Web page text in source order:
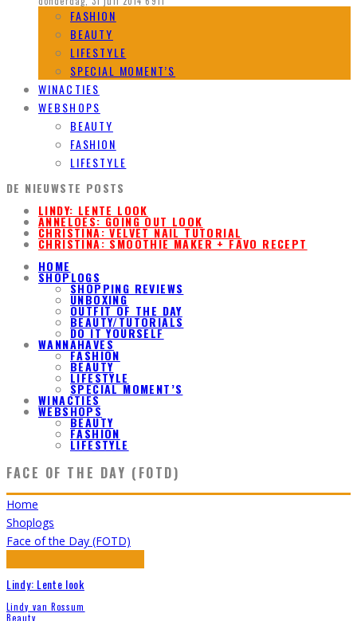
FASHION
BEAUTY
LIFESTYLE
SPECIAL MOMENT’S
WINACTIES
WEBSHOPS
BEAUTY
FASHION
LIFESTYLE
DE NIEUWSTE POSTS
LINDY: LENTE LOOK
ANNELOES: GOING OUT LOOK
CHRISTINA: VELVET NAIL TUTORIAL
CHRISTINA: SMOOTHIE MAKER + FAVO RECEPT
HOME
SHOPLOGS
SHOPPING REVIEWS
UNBOXING
OUTFIT OF THE DAY
BEAUTY/TUTORIALS
DO IT YOURSELF
WANNAHAVES
FASHION
BEAUTY
LIFESTYLE
SPECIAL MOMENT’S
WINACTIES
WEBSHOPS
BEAUTY
FASHION
LIFESTYLE
FACE OF THE DAY (FOTD)
Home
Shoplogs
Face of the Day (FOTD)
Lindy: Lente look
Lindy van Rossum
Beauty